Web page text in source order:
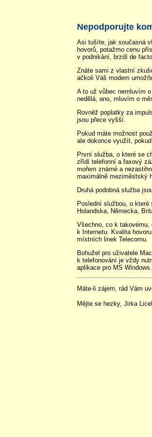
Nepodporujte
Asi tušíte, jak současná
hovorů, potažmo cenu
v podnikání, brzdí de
Znáte sami z vlastní
ačkoli Váš modem
A to už vůbec nemluvím
nedělá, ano, mluvím o
Rovněž poplatky za
jsou přece vyšší.
Pokud máte možnost
ale dokonce využít,
První služba, o které se
zřídí telefonní a faxový
mořem známé a
maximálně meziměstský
Druhá podobná služba
Poslední službou, o
Holandska, Německa,
Všechno, co k takovému,
k Internetu. Kvalita
místních linek Telecomu.
Bohužel pro uživatele
k telefonování je vždy
aplikace pro MS
Máte-li zájem, rád Vám
Mějte se hezky, Jirka